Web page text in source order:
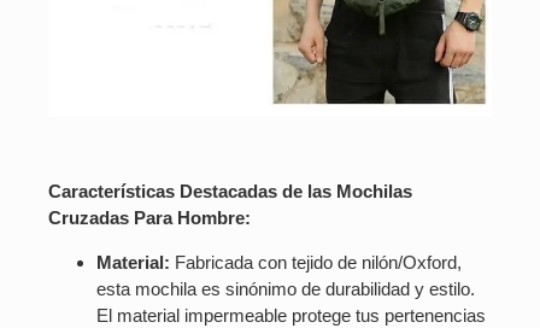
Características Destacadas de las Mochilas
Cruzadas Para Hombre:
Material: Fabricada con tejido de nilón/Oxford,
esta mochila es sinónimo de durabilidad y estilo.
El material impermeable protege tus pertenencias